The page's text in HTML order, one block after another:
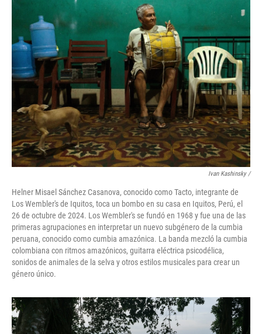
Ivan Kashinsky/
Helner Misael Sánchez Casanova, conocido como Tacto, integrante de
Los Wembler's de Iquitos, toca un bombo en su casa en Iquitos, Perú, el
26 de octubre de 2024. Los Wembler's se fundó en 1968 y fue una de las
primeras agrupaciones en interpretar un nuevo subgénero de la cumbia
peruana, conocido como cumbia amazónica. La banda mezcló la cumbia
colombiana con ritmos amazónicos, guitarra eléctrica psicodélica,
sonidos de animales de la selva y otros estilos musicales para crear un
género único.